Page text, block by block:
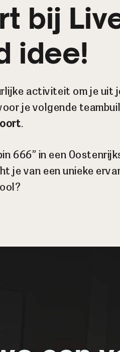
bij
idee!
activiteit om je uit
je volgende
.
666” in een
je van een unieke